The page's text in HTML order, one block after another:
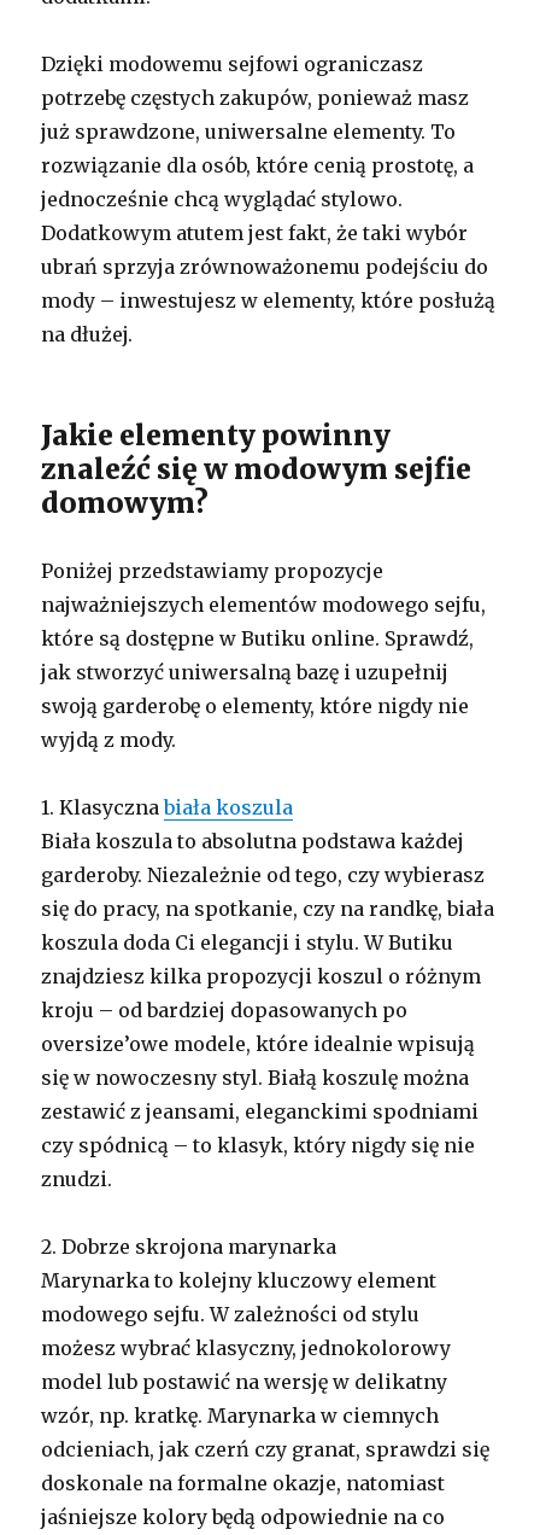
Dzięki modowemu sejfowi ograniczasz
potrzebę częstych zakupów, ponieważ masz
już sprawdzone, uniwersalne elementy. To
rozwiązanie dla osób, które cenią prostotę, a
jednocześnie chcą wyglądać stylowo.
Dodatkowym atutem jest fakt, że taki wybór
ubrań sprzyja zrównoważonemu podejściu do
mody – inwestujesz w elementy, które posłużą
na dłużej.
Jakie elementy powinny
znaleźć się w modowym sejfie
domowym?
Poniżej przedstawiamy propozycje
najważniejszych elementów modowego sejfu,
które są dostępne w Butiku online. Sprawdź,
jak stworzyć uniwersalną bazę i uzupełnij
swoją garderobę o elementy, które nigdy nie
wyjdą z mody.
1. Klasycznabiała koszula
Biała koszula to absolutna podstawa każdej
garderoby. Niezależnie od tego, czy wybierasz
się do pracy, na spotkanie, czy na randkę, biała
koszula doda Ci elegancji i stylu. W Butiku
znajdziesz kilka propozycji koszul o różnym
kroju – od bardziej dopasowanych po
oversize’owe modele, które idealnie wpisują
się w nowoczesny styl. Białą koszulę można
zestawić z jeansami, eleganckimi spodniami
czy spódnicą – to klasyk, który nigdy się nie
znudzi.
2. Dobrze skrojona marynarka
Marynarka to kolejny kluczowy element
modowego sejfu. W zależności od stylu
możesz wybrać klasyczny, jednokolorowy
model lub postawić na wersję w delikatny
wzór, np. kratkę. Marynarka w ciemnych
odcieniach, jak czerń czy granat, sprawdzi się
doskonale na formalne okazje, natomiast
jaśniejsze kolory będą odpowiednie na co